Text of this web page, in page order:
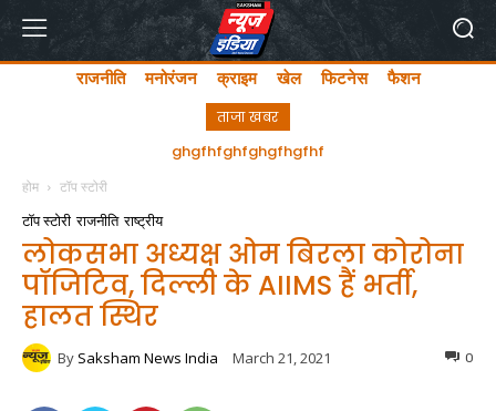
राजनीति मनोरंजन क्राइम खेल फिटनेस फैशन
ताजा खबर
अयोध्या में लता मंगेशकर चौक का सीएम योगी ने किया उद्घाटन
होम टॉप स्टोरी
टॉप स्टोरी राजनीति राष्ट्रीय
लोकसभा अध्यक्ष ओम बिरला कोरोना
पॉजिटिव, दिल्ली के AIIMS हैं भर्ती,
हालत स्थिर
By Saksham News India March 21, 2021 0